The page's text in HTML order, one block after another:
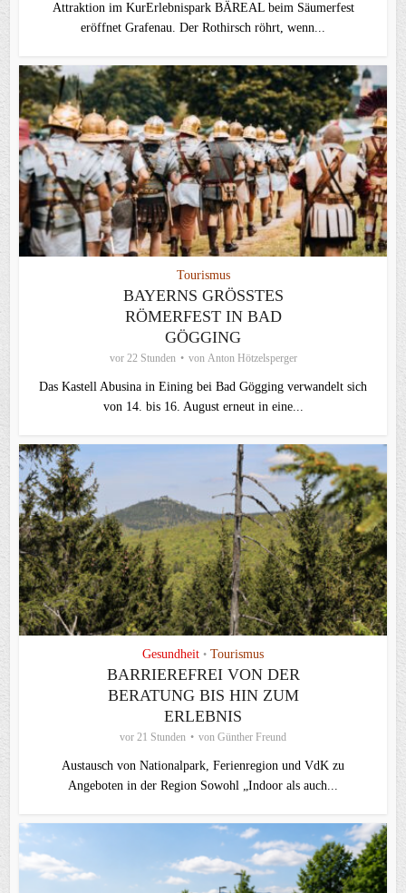
Attraktion im KurErlebnispark BÄREAL beim Säumerfest
eröffnet Grafenau. Der Rothirsch röhrt, wenn...
Tourismus
BAYERNS GRÖSSTES R
ÖMERFEST IN BAD G
ÖGGING
vor 22 Stunden von Anton Hötzelsperger
Das Kastell Abusina in Eining bei Bad Gögging verwandelt sich
von 14. bis 16. August erneut in eine...
Gesundheit • Tourismus
BARRIEREFREI VON DER
BERATUNG BIS HIN ZUM
ERLEBNIS
vor 21 Stunden von Günther Freund
Austausch von Nationalpark, Ferienregion und VdK zu
Angeboten in der Region Sowohl „Indoor als auch...